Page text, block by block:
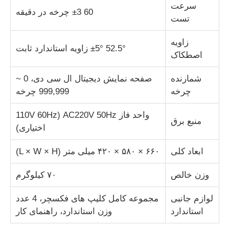
دستگاه تست پارچه
کنترل کننده دما و رطوبت
تست کننده سختی
سرعت
تست
60 ±3 چرخه در دقیقه
زاویه
اصطکاک
52.5° ±5° زاویه استاندارد ثابت
شمارنده
چرخه
صفحه نمایش دیجیتال ال سی دی، 0 ~
999,999 چرخه
منبع برق
واحد فاز AC220V 50Hz (110V 60Hz
اختیاری)
ابعاد کلی ۶۶۰ × ۵۸۰ × ۴۲۰ میلی متر (L × W × H)
وزن خالص ۷۰ کیلوگرم
لوازم جانبی
استاندارد
مجموعه کامل کلیپ های فکسچر، 4 عدد
وزن استاندارد، راهنمای کار